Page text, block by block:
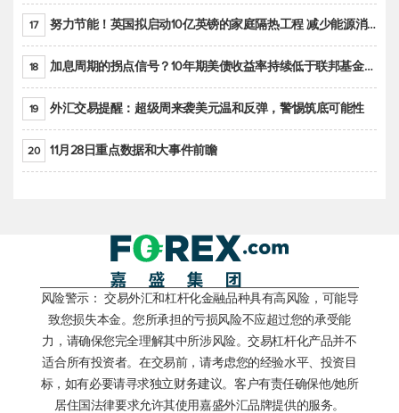
17 努力节能！英国拟启动10亿英镑的家庭隔热工程 减少能源消耗
18 加息周期的拐点信号？10年期美债收益率持续低于联邦基金利率目标区间
19 外汇交易提醒：超级周来袭美元温和反弹，警惕筑底可能性
20 11月28日重点数据和大事件前瞻
风险警示： 交易外汇和杠杆化金融品种具有高风险，可能导
致您损失本金。您所承担的亏损风险不应超过您的承受能
力，请确保您完全理解其中所涉风险。交易杠杆化产品并不
适合所有投资者。在交易前，请考虑您的经验水平、投资目
标，如有必要请寻求独立财务建议。客户有责任确保他/她所
居住国法律要求允许其使用嘉盛外汇品牌提供的服务。